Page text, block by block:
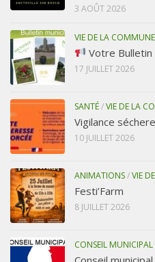
3 AOÛT 2026
VIE DE LA COMMUNE
Votre
17 JUILLET 2026
SANTÉ/VIE DE LA
Vigilance
10 JUILLET 2026
ANIMATIONS/VIE
Festi’Farm
8 JUILLET 2026
CONSEIL MUNICIPAL